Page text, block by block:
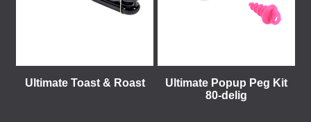
Ultimate Toast & Roast
Ultimate Popup Peg Kit
80-delig